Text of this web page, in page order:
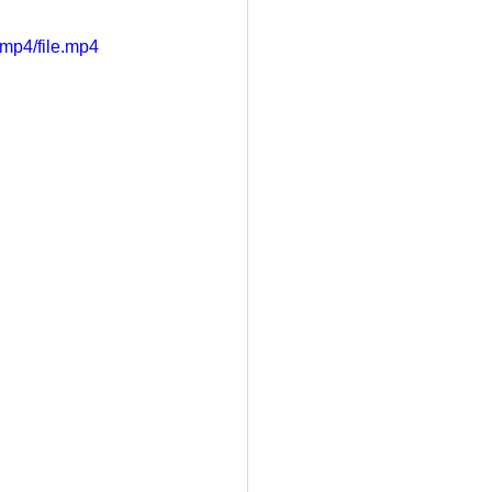
file.mp4